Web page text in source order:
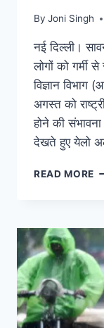
By Joni Singh
नई दिल्ली।
लोगों को गर्मी
विज्ञान विभाग
अगस्त को
होने की
देखते हुए येलो
READ MORE